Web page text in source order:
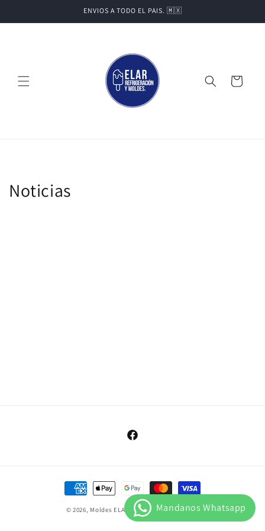
al contenido
ENVIOS A TODO EL PAIS. 🇲🇽
Carrito
Noticias
Facebook
Formas
de
pago
© 2026, Moldes ELAR Tecnología de Shopify